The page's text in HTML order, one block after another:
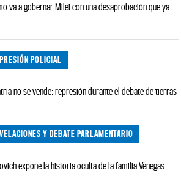
va a gobernar Milei con una desaprobación que ya
POLICIAL
no se vende: represión durante el debate de tierras
Y DEBATE PARLAMENTARIO
expone la historia oculta de la familia Venegas